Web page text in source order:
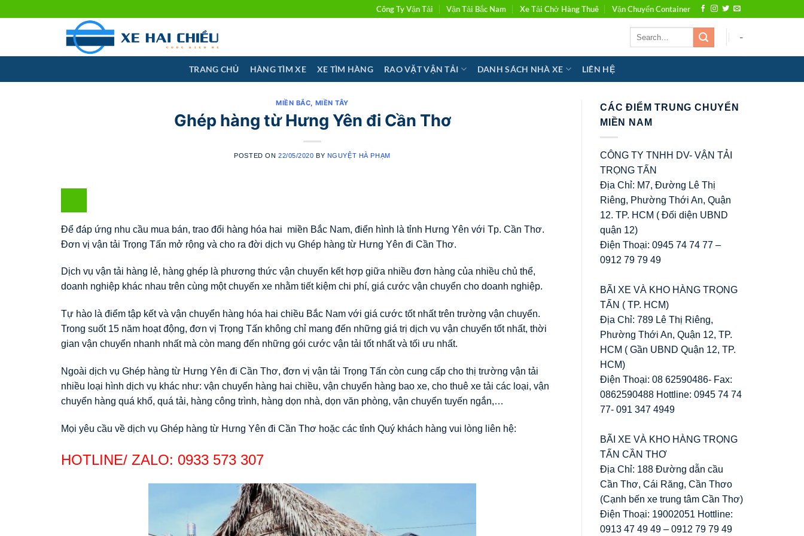
Công Ty Vận Tải Vận Tải Bắc Nam Xe Tải Chở Hàng Thuê Vận Chuyển Container
-
TRANG CHỦ HÀNG TÌM XE XE TÌM HÀNG RAO VẶT VẬN TẢI DANH SÁCH NHÀ XE LIÊN HỆ
MIỀN BẮC, MIỀN TÂY
Ghép hàng từ Hưng Yên đi Cần Thơ
POSTED ON 22/05/2020 BY NGUYỆT HÀ PHẠM
Để đáp ứng nhu cầu mua bán, trao đổi hàng hóa hai miền Bắc Nam, điển hình là tỉnh Hưng Yên với Tp. Cần Thơ.
Đơn vị vận tải Trọng Tấn mở rộng và cho ra đời dịch vụ Ghép hàng từ Hưng Yên đi Cần Thơ.
Dịch vụ vận tải hàng lẻ, hàng ghép là phương thức vận chuyển kết hợp giữa nhiều đơn hàng của nhiều chủ thể,
doanh nghiệp khác nhau trên cùng một chuyến xe nhằm tiết kiệm chi phí, giá cước vận chuyển cho doanh nghiệp.
Tự hào là điểm tập kết và vận chuyển hàng hóa hai chiều Bắc Nam với giá cước tốt nhất trên trường vận chuyển.
Trong suốt 15 năm hoạt động, đơn vị Trọng Tấn không chỉ mang đến những giá trị dịch vụ vận chuyển tốt nhất, thời
gian vận chuyển nhanh nhất mà còn mang đến những gói cước vận tải tốt nhất và tối ưu nhất.
Ngoài dịch vụ Ghép hàng từ Hưng Yên đi Cần Thơ, đơn vị vận tải Trọng Tấn còn cung cấp cho thị trường vận tải
nhiều loại hình dịch vụ khác như: vận chuyển hàng hai chiều, vận chuyển hàng bao xe, cho thuê xe tải các loại, vận
chuyển hàng quá khổ, quá tải, hàng công trình, hàng dọn nhà, dọn văn phòng, vận chuyển tuyến ngắn,…
Mọi yêu cầu về dịch vụ Ghép hàng từ Hưng Yên đi Cần Thơ hoặc các tỉnh Quý khách hàng vui lòng liên hệ:
HOTLINE/ ZALO: 0933 573 307
CÁC ĐIỂM TRUNG CHUYỂN
MIỀN NAM
CÔNG TY TNHH DV- VẬN TẢI
TRỌNG TẤN
Địa Chỉ: M7, Đường Lê Thị
Riêng, Phường Thới An, Quận
12. TP. HCM ( Đối diện UBND
quận 12)
Điện Thoại: 0945 74 74 77 –
0912 79 79 49
BÃI XE VÀ KHO HÀNG TRỌNG
TẤN ( TP. HCM)
Địa Chỉ: 789 Lê Thị Riêng,
Phường Thới An, Quận 12, TP.
HCM ( Gần UBND Quận 12, TP.
HCM)
Điện Thoại: 08 62590486- Fax:
0862590488 Hottline: 0945 74 74
77- 091 347 4949
BÃI XE VÀ KHO HÀNG TRỌNG
TẤN CẦN THƠ
Địa Chỉ: 188 Đường dẫn cầu
Cần Thơ, Cái Răng, Cần Thơo
(Cạnh bến xe trung tâm Cần Thơ)
Điện Thoại: 19002051 Hottline:
0913 47 49 49 – 0912 79 79 49